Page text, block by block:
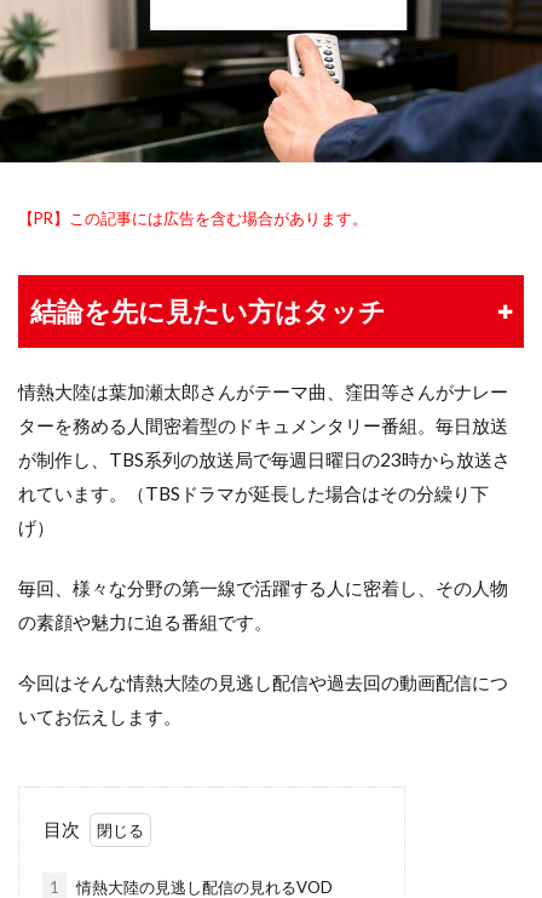
【PR】この記事には広告を含む場合があります。
結論を先に見たい方はタッチ
情熱大陸は葉加瀬太郎さんがテーマ曲、窪田等さんがナレー
ターを務める人間密着型のドキュメンタリー番組。毎日放送
が制作し、TBS系列の放送局で毎週日曜日の23時から放送さ
れています。（TBSドラマが延長した場合はその分繰り下
げ）
毎回、様々な分野の第一線で活躍する人に密着し、その人物
の素顔や魅力に迫る番組です。
今回はそんな情熱大陸の見逃し配信や過去回の動画配信につ
いてお伝えします。
目次
1 情熱大陸の見逃し配信の見れるVOD